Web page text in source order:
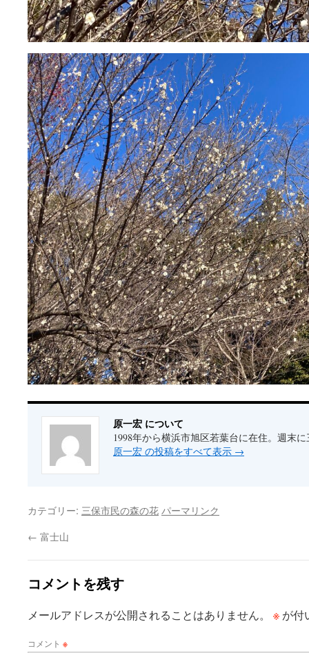
原一宏 について
1998年から横浜市旭区若葉台に在住。週末
原一宏 の投稿をすべて表示 →
カテゴリー: 三保市民の森の花 パーマリンク
← 富士山
コメントを残す
メールアドレスが公開されることはありません。 ※ が付
コメント ※